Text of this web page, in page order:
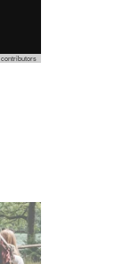
contributors